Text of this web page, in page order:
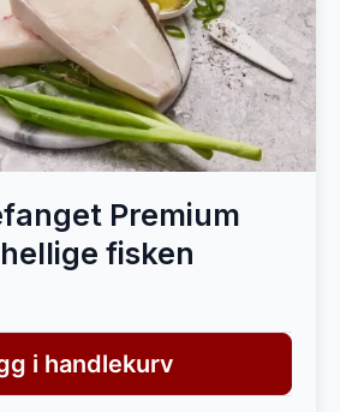
Premium
fisken
i handlekurv